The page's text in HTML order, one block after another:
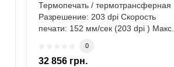
Термопечать / термотрансферная
Разрешение: 203 dpi Скорость
печати: 152 мм/сек (203 dpi ) Макс.
0
32 856 грн.